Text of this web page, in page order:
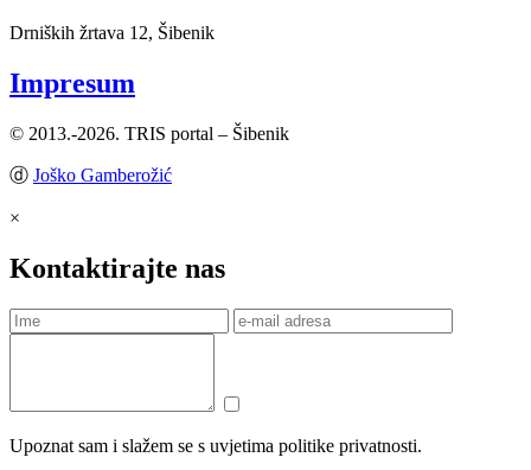
Drniških žrtava 12, Šibenik
Impresum
© 2013.-2026. TRIS portal – Šibenik
ⓓ Joško Gamberožić
×
Kontaktirajte nas
Upoznat sam i slažem se s uvjetima politike privatnosti.